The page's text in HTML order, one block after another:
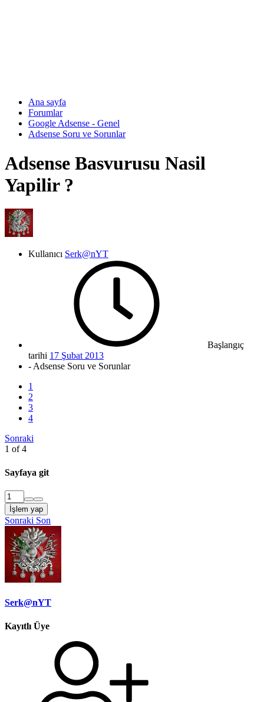
Ana sayfa
Forumlar
Google Adsense - Genel
Adsense Soru ve Sorunlar
Adsense Basvurusu Nasil
Yapilir ?
Kullanıcı Serk@nYT
Başlangıç
tarihi 17 Şubat 2013
- Adsense Soru ve Sorunlar
1
2
3
4
Sonraki
1 of 4
Sayfaya git
İşlem yap
Sonraki Son
Serk@nYT
Kayıtlı Üye